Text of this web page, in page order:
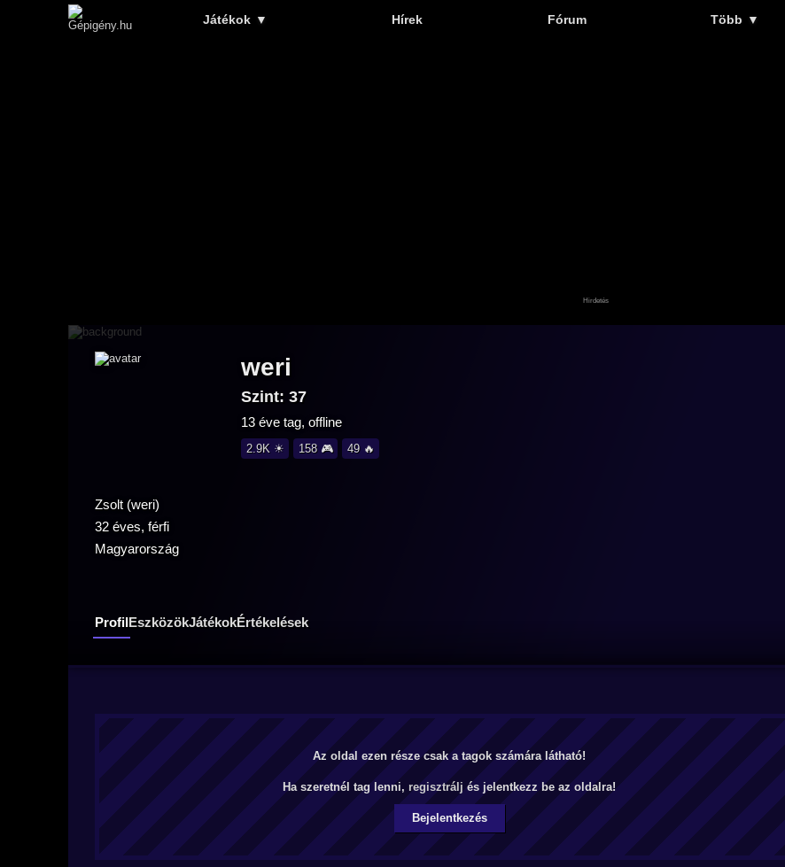
Játékok ▼ Hírek Fórum Több ▼
weri
Szint: 37
13 éve tag, offline
2.9K ☀ 158 🎮 49 🔥
Zsolt (weri)
32 éves, férfi
Magyarország
ProfilEszközökJátékokÉrtékelések
Az oldal ezen része csak a tagok számára látható!
Ha szeretnél tag lenni, regisztrálj és jelentkezz be az oldalra!
Bejelentkezés